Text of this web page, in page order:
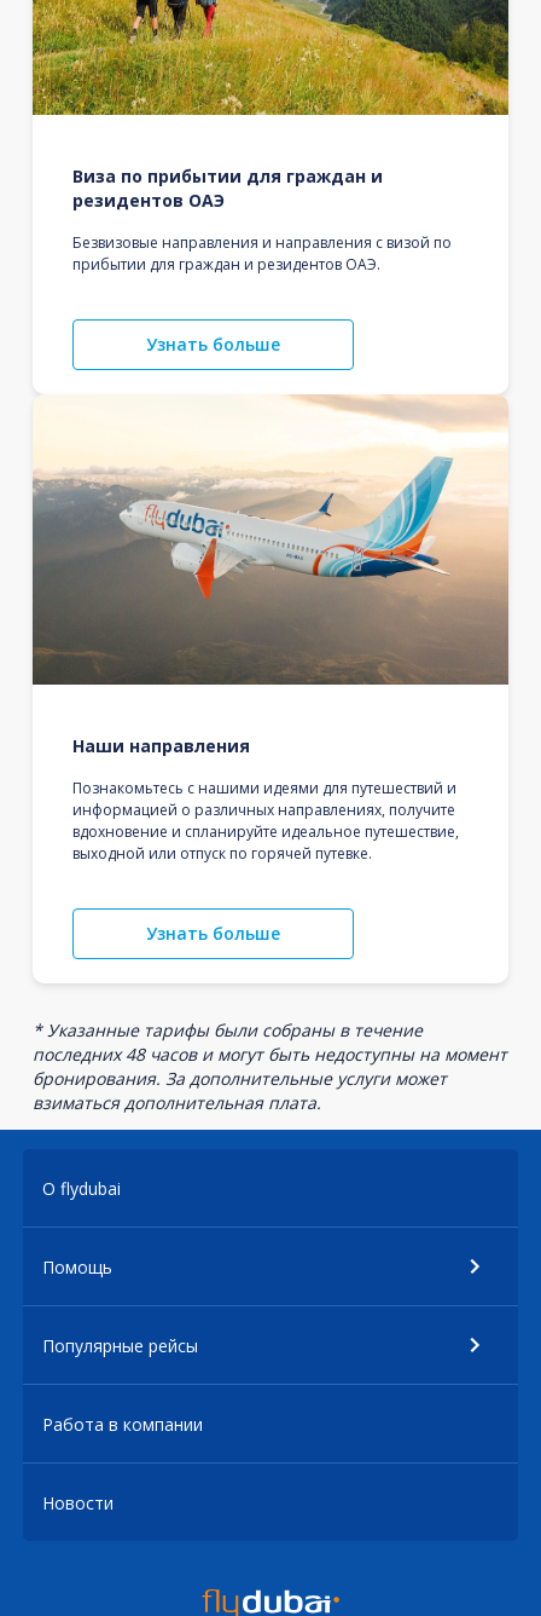
Виза по прибытии для граждан и
резидентов ОАЭ
Безвизовые направления и направления с визой по
прибытии для граждан и резидентов ОАЭ.
Узнать больше
Наши направления
Познакомьтесь с нашими идеями для путешествий и
информацией о различных направлениях, получите
вдохновение и спланируйте идеальное путешествие,
выходной или отпуск по горячей путевке.
Узнать больше
* Указанные тарифы были собраны в течение
последних 48 часов и могут быть недоступны на момент
бронирования. За дополнительные услуги может
взиматься дополнительная плата.
О flydubai
Помощь
Популярные рейсы
Работа в компании
Новости